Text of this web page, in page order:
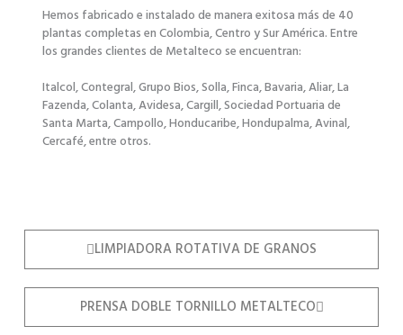
Hemos fabricado e instalado de manera exitosa más de 40
plantas completas en Colombia, Centro y Sur América. Entre
los grandes clientes de Metalteco se encuentran:
Italcol, Contegral, Grupo Bios, Solla, Finca, Bavaria, Aliar, La
Fazenda, Colanta, Avidesa, Cargill, Sociedad Portuaria de
Santa Marta, Campollo, Honducaribe, Hondupalma, Avinal,
Cercafé, entre otros.
LIMPIADORA ROTATIVA DE GRANOS
PRENSA DOBLE TORNILLO METALTECO